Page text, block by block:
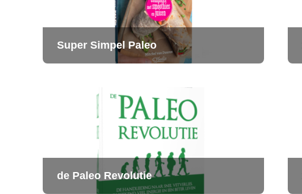
Super Simpel Paleo
de Paleo Revolutie